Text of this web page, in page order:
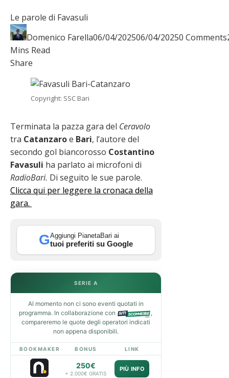
Le parole di Favasuli
Domenico Farella06/04/202506/04/20250 Comments
Mins Read
Facebook
Twitter
LinkedIn
Pinterest
Stumbleupon
Email
Share
Copyright: SSC Bari
Terminata la pazza gara del Ceravolo
tra Catanzaroe Bari, l’autore del
secondo gol biancorosso Costantino
Favasuli ha parlato ai microfoni di
RadioBari. Di seguito le sue parole.
Clicca qui per leggere la cronaca della
gara.
GAggiungi PianetaBari ai
tuoi preferiti su Google
SERIE A
Al momento non ci sono eventi quotati in
programma. In collaborazione con
,
compareremo le quote degli operatori indicati
non appena disponibili.
BOOKMAKER BONUS LINK
250€
+ 2.000€ GRATIS
PIÙ INFO